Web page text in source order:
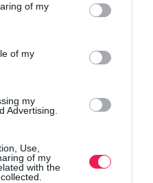
of my
of my
my
Advertising.
Use,
of my
with the
ότι όταν οι θεσμοί
συνείδηση
μέλλον.
Facebook